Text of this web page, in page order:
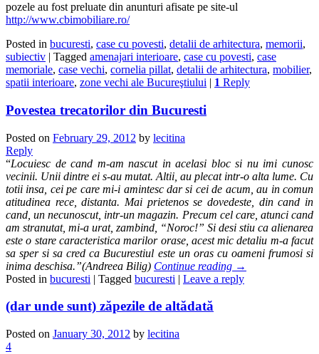
pozele au fost preluate din anunturi afisate pe site-ul
http://www.cbimobiliare.ro/
Posted in bucuresti, case cu povesti, detalii de arhitectura, memorii,
subiectiv | Tagged amenajari interioare, case cu povesti, case
memoriale, case vechi, cornelia pillat, detalii de arhitectura, mobilier,
spatii interioare, zone vechi ale Bucureştiului | 1 Reply
Povestea trecatorilor din Bucuresti
Posted on February 29, 2012 by lecitina
Reply
“Locuiesc de cand m-am nascut in acelasi bloc si nu imi cunosc
vecinii. Unii dintre ei s-au mutat. Altii, au plecat intr-o alta lume. Cu
totii insa, cei pe care mi-i amintesc dar si cei de acum, au in comun
atitudinea rece, distanta. Mai prietenos se dovedeste, din cand in
cand, un necunoscut, intr-un magazin. Precum cel care, atunci cand
am stranutat, mi-a urat, zambind, “Noroc!” Si desi stiu ca alienarea
este o stare caracteristica marilor orase, acest mic detaliu m-a facut
sa sper si sa cred ca Bucurestiul este un oras cu oameni frumosi si
inima deschisa.”(Andreea Bilig) Continue reading →
Posted in bucuresti | Tagged bucuresti | Leave a reply
(dar unde sunt) zăpezile de altădată
Posted on January 30, 2012 by lecitina
4